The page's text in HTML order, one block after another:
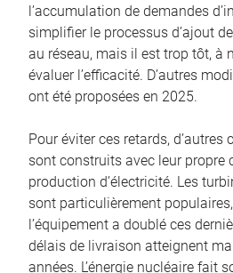
l’accumulation de demandes
simplifier le processus d’ajout
au réseau, mais il est trop tôt, à
évaluer l’efficacité. D’autres
ont été proposées en 2025.
Pour éviter ces retards, d’autres
sont construits avec leur propre
production d’électricité. Les
sont particulièrement
l’équipement a doublé ces
délais de livraison atteignent
années. L’énergie nucléaire fait